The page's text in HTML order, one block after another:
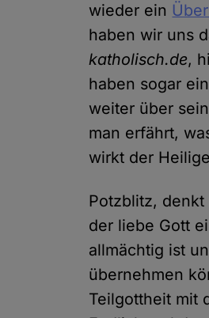
wieder ein
haben wir uns
katholisch.de,
haben sogar ein
weiter über
man erfährt,
wirkt der
Potzblitz,
der liebe Gott
allmächtig ist
übernehmen
Teilgottheit mit